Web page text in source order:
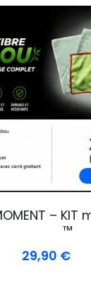
–
™
29,90 €